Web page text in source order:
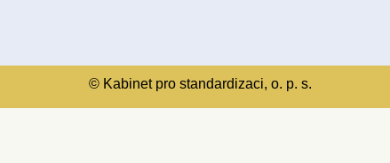
© Kabinet pro standardizaci, o. p. s.